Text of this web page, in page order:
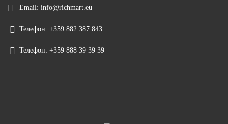
Email: info@richmart.eu
Телефон: +359 882 387 843
Телефон: +359 888 39 39 39